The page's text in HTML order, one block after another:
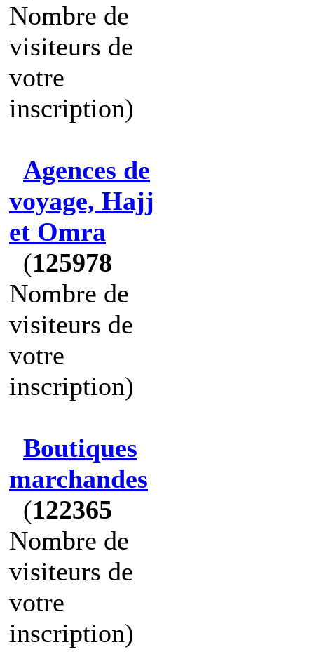
Nombre de
visiteurs de
votre
inscription)
Agences de
voyage, Hajj
et Omra
(125978
Nombre de
visiteurs de
votre
inscription)
Boutiques
marchandes
(122365
Nombre de
visiteurs de
votre
inscription)